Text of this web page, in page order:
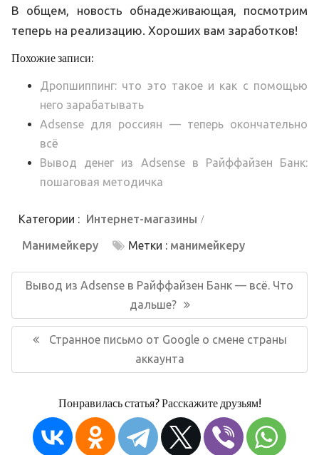
В общем, новость обнадеживающая, посмотрим
теперь на реализацию. Хороших вам заработков!
Похожие записи:
Дропшиппинг: что это такое и как с помощью
него зарабатывать
Adsense для россиян — теперь окончательно
всё
Вывод денег из Adsense в Райффайзен Банк:
пошаговая методичка
Категории : Интернет-магазины
Манимейкеру Метки : манимейкеру
Предыдущая
Вывод из Adsense в Райффайзен Банк — всё. Что
дальше?
Следующая
Странное письмо от Google о смене страны
аккаунта
Понравилась статья? Расскажите друзьям!